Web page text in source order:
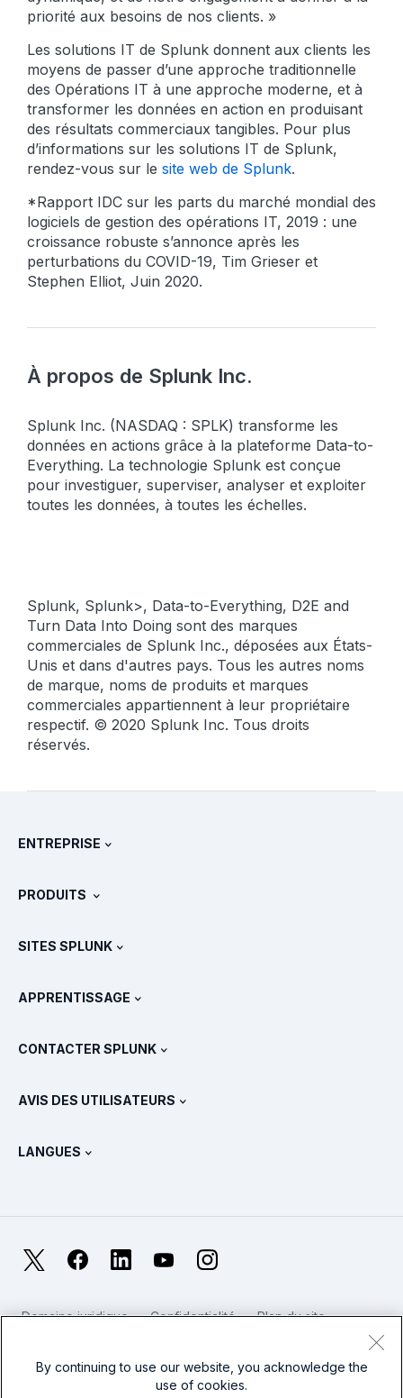
priorité aux besoins de nos clients. »
Les solutions IT de Splunk donnent aux clients les
moyens de passer d’une approche traditionnelle
des Opérations IT à une approche moderne, et à
transformer les données en action en produisant
des résultats commerciaux tangibles. Pour plus
d’informations sur les solutions IT de Splunk,
rendez-vous sur le site web de Splunk.
*Rapport IDC sur les parts du marché mondial des
logiciels de gestion des opérations IT, 2019 : une
croissance robuste s’annonce après les
perturbations du COVID-19, Tim Grieser et
Stephen Elliot, Juin 2020.
À propos de Splunk Inc.
Splunk Inc. (NASDAQ : SPLK) transforme les
données en actions grâce à la plateforme Data-to-
Everything. La technologie Splunk est conçue
pour investiguer, superviser, analyser et exploiter
toutes les données, à toutes les échelles.
Splunk, Splunk>, Data-to-Everything, D2E and
Turn Data Into Doing sont des marques
commerciales de Splunk Inc., déposées aux États-
Unis et dans d'autres pays. Tous les autres noms
de marque, noms de produits et marques
commerciales appartiennent à leur propriétaire
respectif. © 2020 Splunk Inc. Tous droits
réservés.
ENTREPRISE
Splunk et les autres solutions
Actualités
Splunk Protects
SURGe
PRODUITS
Tarifs
Voir tous les produits
SITES SPLUNK
Formation et certification
Boutique Splunk
APPRENTISSAGE
Qu’est-ce qu’OpenTelemetry ?
Métriques pour le SOC
Métriques de fiabilité
CONTACTER SPLUNK
AVIS DES UTILISATEURS
LANGUES
Deutsch
日本語
繁體中文
FacebookLinkedIn YouTubeInstagram
Domaine juridique Confidentialité
Plan du site
Modern Slavery
By continuing to use our website, you acknowledge the
use of cookies.